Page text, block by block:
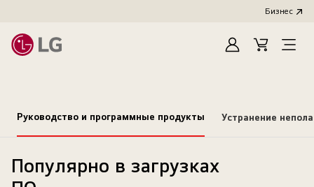
Бизнес
Cart
Open
Руководство и программные продукты Устранение
Популярно в загрузках